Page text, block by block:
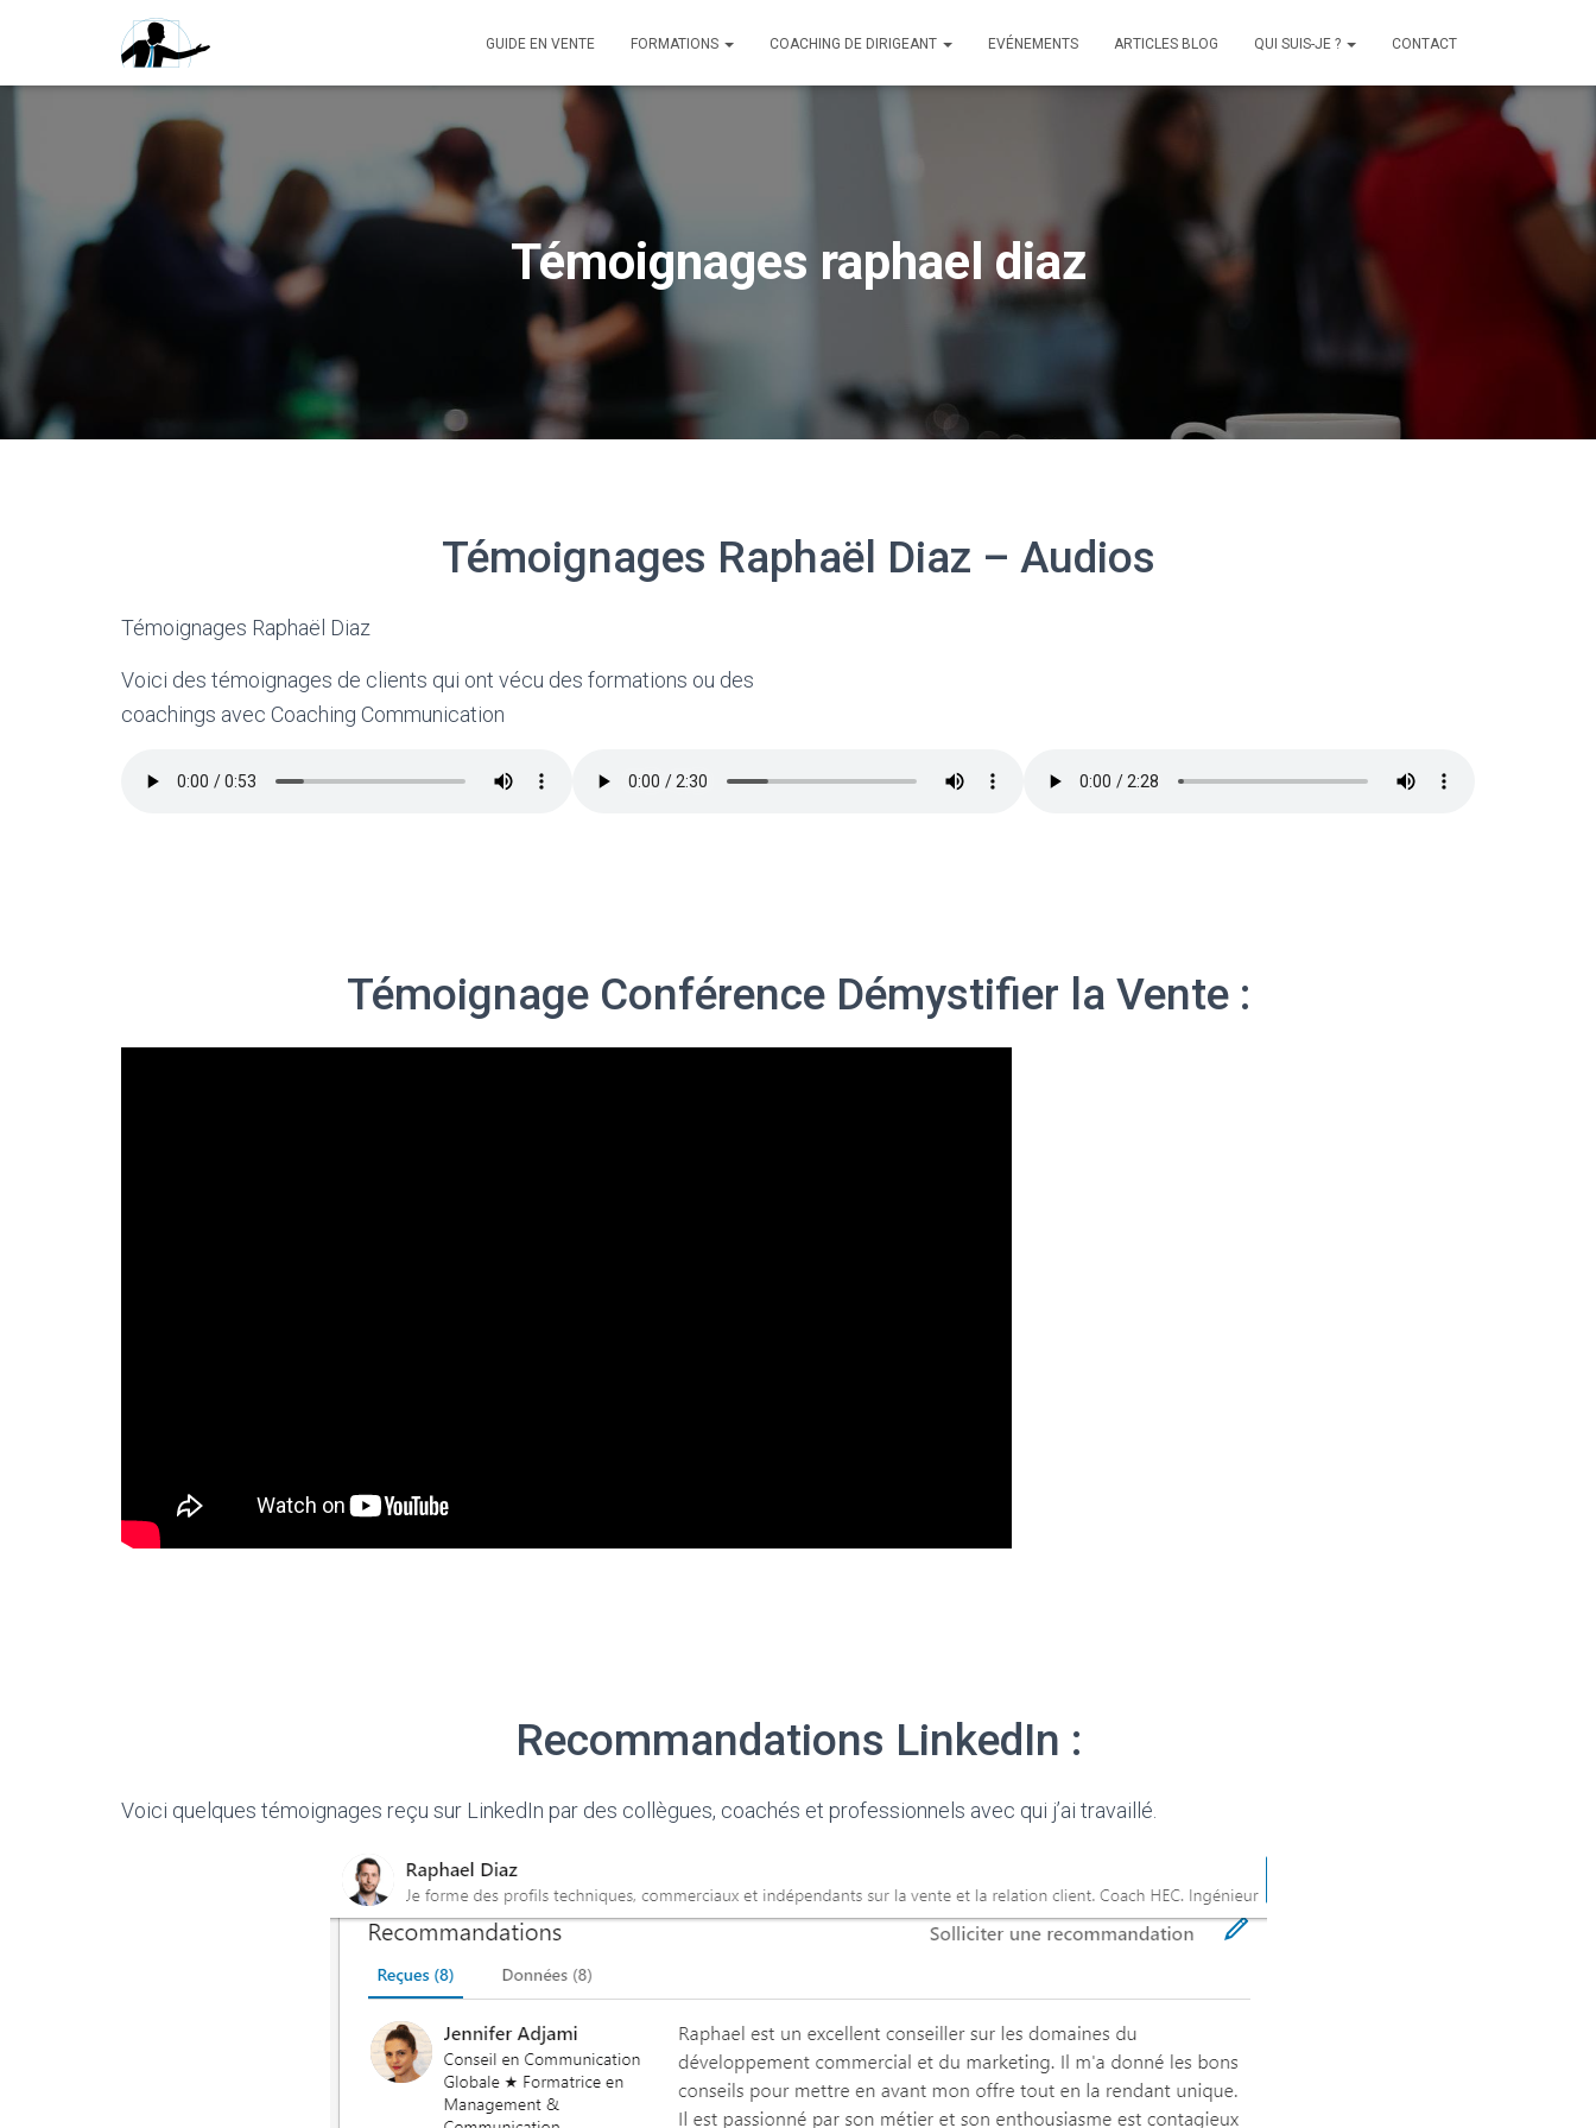
GUIDE EN VENTE FORMATIONS COACHING DE DIRIGEANT EVÉNEMENTS ARTICLES BLOG QUI SUIS-JE ? CONTACT
Témoignages raphael diaz
Témoignages Raphaël Diaz – Audios
Témoignages Raphaël Diaz
Voici des témoignages de clients qui ont vécu des formations ou des
coachings avec Coaching Communication
Témoignage Conférence Démystifier la Vente :
Recommandations LinkedIn :
Voici quelques témoignages reçu sur LinkedIn par des collègues, coachés et professionnels avec qui j’ai travaillé.